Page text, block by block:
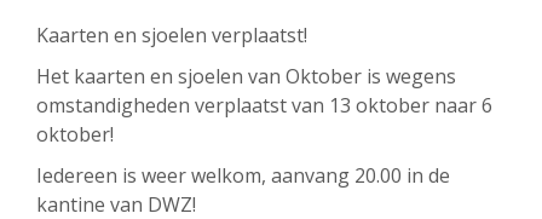
Kaarten en sjoelen verplaatst!
Het kaarten en sjoelen van Oktober is wegens
omstandigheden verplaatst van 13 oktober naar 6
oktober!
Iedereen is weer welkom, aanvang 20.00 in de
kantine van DWZ!